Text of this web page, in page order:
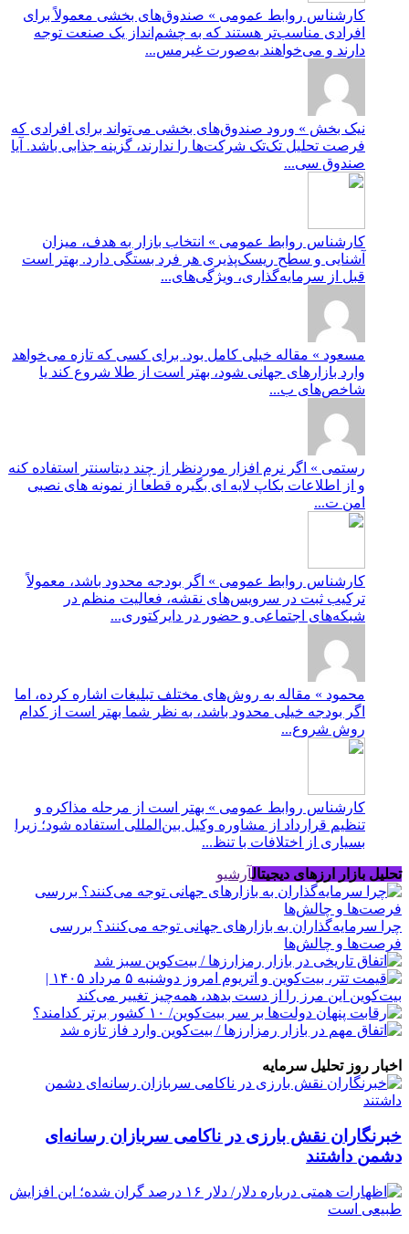
کارشناس روابط عمومی » صندوق‌های بخشی معمولاً برای
افرادی مناسب‌تر هستند که به چشم‌انداز یک صنعت توجه
دارند و می‌خواهند به‌صورت غیرمس...
نیک بخش » ورود صندوق‌های بخشی می‌تواند برای افرادی که
فرصت تحلیل تک‌تک شرکت‌ها را ندارند، گزینه جذابی باشد. آیا
صندوق سی...
کارشناس روابط عمومی » انتخاب بازار به هدف، میزان
آشنایی و سطح ریسک‌پذیری هر فرد بستگی دارد. بهتر است
قبل از سرمایه‌گذاری، ویژگی‌های...
مسعود » مقاله خیلی کامل بود. برای کسی که تازه می‌خواهد
وارد بازارهای جهانی شود، بهتر است از طلا شروع کند یا
شاخص‌های ب...
رستمی » اگر نرم افزار موردنظر از چند دیتاسنتر استفاده کنه
و از اطلاعات بکاپ لایه ای بگیره قطعا از نمونه های نصبی
امن ت...
کارشناس روابط عمومی » اگر بودجه محدود باشد، معمولاً
ترکیب ثبت در سرویس‌های نقشه، فعالیت منظم در
شبکه‌های اجتماعی و حضور در دایرکتوری...
محمود » مقاله به روش‌های مختلف تبلیغات اشاره کرده، اما
اگر بودجه خیلی محدود باشد، به نظر شما بهتر است از کدام
روش شروع...
کارشناس روابط عمومی » بهتر است از مرحله مذاکره و
تنظیم قرارداد از مشاوره وکیل بین‌المللی استفاده شود؛ زیرا
بسیاری از اختلافات با تنظ...
تحلیل بازار ارزهای دیجیتالآرشیو
چرا سرمایه‌گذاران به بازارهای جهانی توجه می‌کنند؟ بررسی
فرصت‌ها و چالش‌ها
اخبار روز تحلیل سرمایه
خبرنگاران نقش بارزی در ناکامی سربازان رسانه‌ای
دشمن داشتند